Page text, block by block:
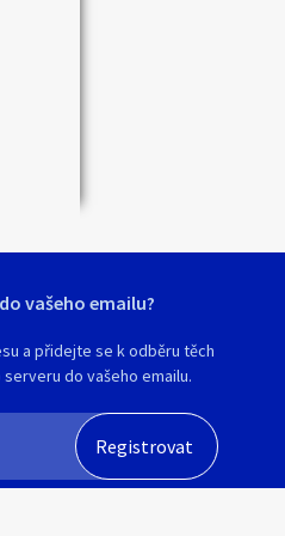
vašeho emailu?
a přidejte se k odběru těch
do vašeho emailu.